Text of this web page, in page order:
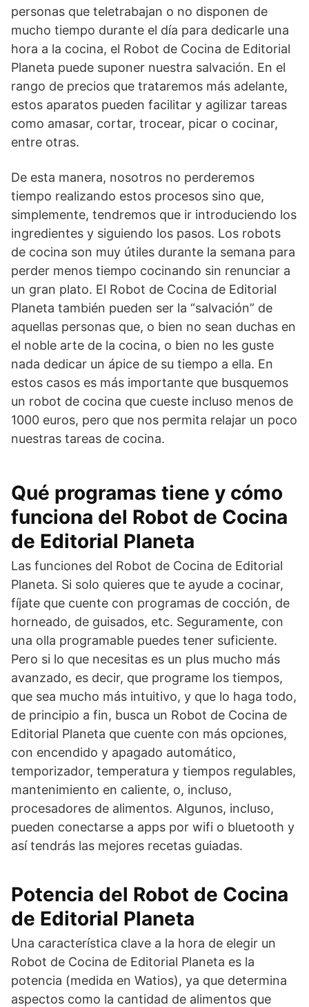
personas que teletrabajan o no disponen de
mucho tiempo durante el día para dedicarle una
hora a la cocina, el Robot de Cocina de Editorial
Planeta puede suponer nuestra salvación. En el
rango de precios que trataremos más adelante,
estos aparatos pueden facilitar y agilizar tareas
como amasar, cortar, trocear, picar o cocinar,
entre otras.
De esta manera, nosotros no perderemos
tiempo realizando estos procesos sino que,
simplemente, tendremos que ir introduciendo los
ingredientes y siguiendo los pasos. Los robots
de cocina son muy útiles durante la semana para
perder menos tiempo cocinando sin renunciar a
un gran plato. El Robot de Cocina de Editorial
Planeta también pueden ser la “salvación” de
aquellas personas que, o bien no sean duchas en
el noble arte de la cocina, o bien no les guste
nada dedicar un ápice de su tiempo a ella. En
estos casos es más importante que busquemos
un robot de cocina que cueste incluso menos de
1000 euros, pero que nos permita relajar un poco
nuestras tareas de cocina.
Qué programas tiene y cómo
funciona del Robot de Cocina
de Editorial Planeta
Las funciones del Robot de Cocina de Editorial
Planeta. Si solo quieres que te ayude a cocinar,
fíjate que cuente con programas de cocción, de
horneado, de guisados, etc. Seguramente, con
una olla programable puedes tener suficiente.
Pero si lo que necesitas es un plus mucho más
avanzado, es decir, que programe los tiempos,
que sea mucho más intuitivo, y que lo haga todo,
de principio a fin, busca un Robot de Cocina de
Editorial Planeta que cuente con más opciones,
con encendido y apagado automático,
temporizador, temperatura y tiempos regulables,
mantenimiento en caliente, o, incluso,
procesadores de alimentos. Algunos, incluso,
pueden conectarse a apps por wifi o bluetooth y
así tendrás las mejores recetas guiadas.
Potencia del Robot de Cocina
de Editorial Planeta
Una característica clave a la hora de elegir un
Robot de Cocina de Editorial Planeta es la
potencia (medida en Watios), ya que determina
aspectos como la cantidad de alimentos que